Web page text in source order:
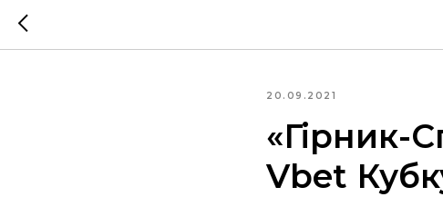
20.09.2021
«Гірник-
Vbet